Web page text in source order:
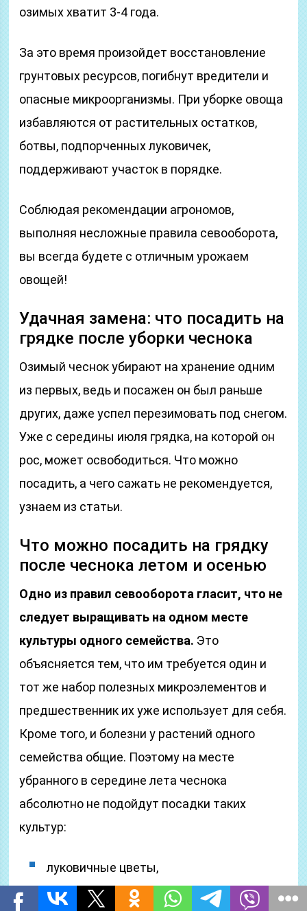
озимых хватит 3-4 года.
За это время произойдет восстановление
грунтовых ресурсов, погибнут вредители и
опасные микроорганизмы. При уборке овоща
избавляются от растительных остатков,
ботвы, подпорченных луковичек,
поддерживают участок в порядке.
Соблюдая рекомендации агрономов,
выполняя несложные правила севооборота,
вы всегда будете с отличным урожаем
овощей!
Удачная замена: что посадить на
грядке после уборки чеснока
Озимый чеснок убирают на хранение одним
из первых, ведь и посажен он был раньше
других, даже успел перезимовать под снегом.
Уже с середины июля грядка, на которой он
рос, может освободиться. Что можно
посадить, а чего сажать не рекомендуется,
узнаем из статьи.
Что можно посадить на грядку
после чеснока летом и осенью
Одно из правил севооборота гласит, что не
следует выращивать на одном месте
культуры одного семейства. Это
объясняется тем, что им требуется один и
тот же набор полезных микроэлементов и
предшественник их уже использует для себя.
Кроме того, и болезни у растений одного
семейства общие. Поэтому на месте
убранного в середине лета чеснока
абсолютно не подойдут посадки таких
культур:
луковичные цветы,
сам чеснок,